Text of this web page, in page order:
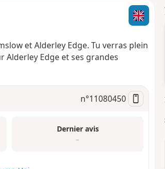
et Alderley Edge. Tu verras plein
Edge et ses grandes
n°11080450
Dernier avis
–